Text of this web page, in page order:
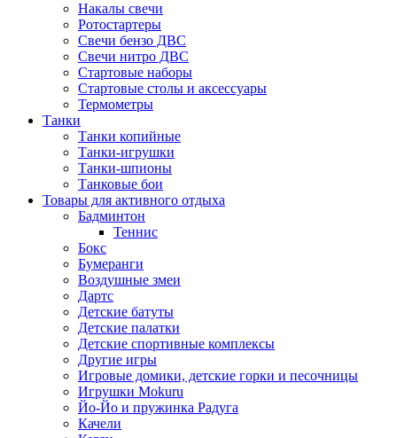
Накалы свечи
Ротостартеры
Свечи бензо ДВС
Свечи нитро ДВС
Стартовые наборы
Стартовые столы и аксессуары
Термометры
Танки
Танки копийные
Танки-игрушки
Танки-шпионы
Танковые бои
Товары для активного отдыха
Бадминтон
Теннис
Бокс
Бумеранги
Воздушные змеи
Дартс
Детские батуты
Детские палатки
Детские спортивные комплексы
Другие игры
Игровые домики, детские горки и песочницы
Игрушки Mokuru
Йо-Йо и пружинка Радуга
Качели